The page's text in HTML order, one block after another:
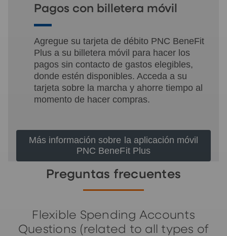
Pagos con billetera móvil
Agregue su tarjeta de débito PNC BeneFit
Plus a su billetera móvil para hacer los
pagos sin contacto de gastos elegibles,
donde estén disponibles. Acceda a su
tarjeta sobre la marcha y ahorre tiempo al
momento de hacer compras.
Más información sobre la aplicación móvil
PNC BeneFit Plus
Preguntas frecuentes
Flexible Spending Accounts
Questions (related to all types of